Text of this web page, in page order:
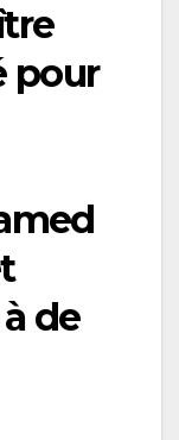
pour
de